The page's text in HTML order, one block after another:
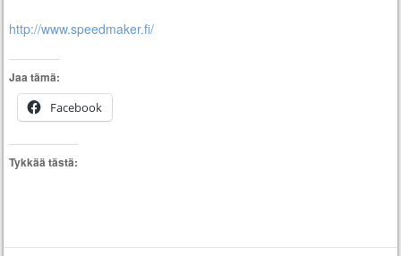
http://www.speedmaker.fi/
Jaa tämä:
Facebook
Tykkää tästä: